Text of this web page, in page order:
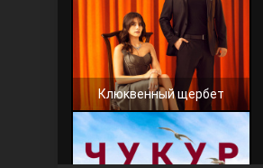
Клюквенный щербет